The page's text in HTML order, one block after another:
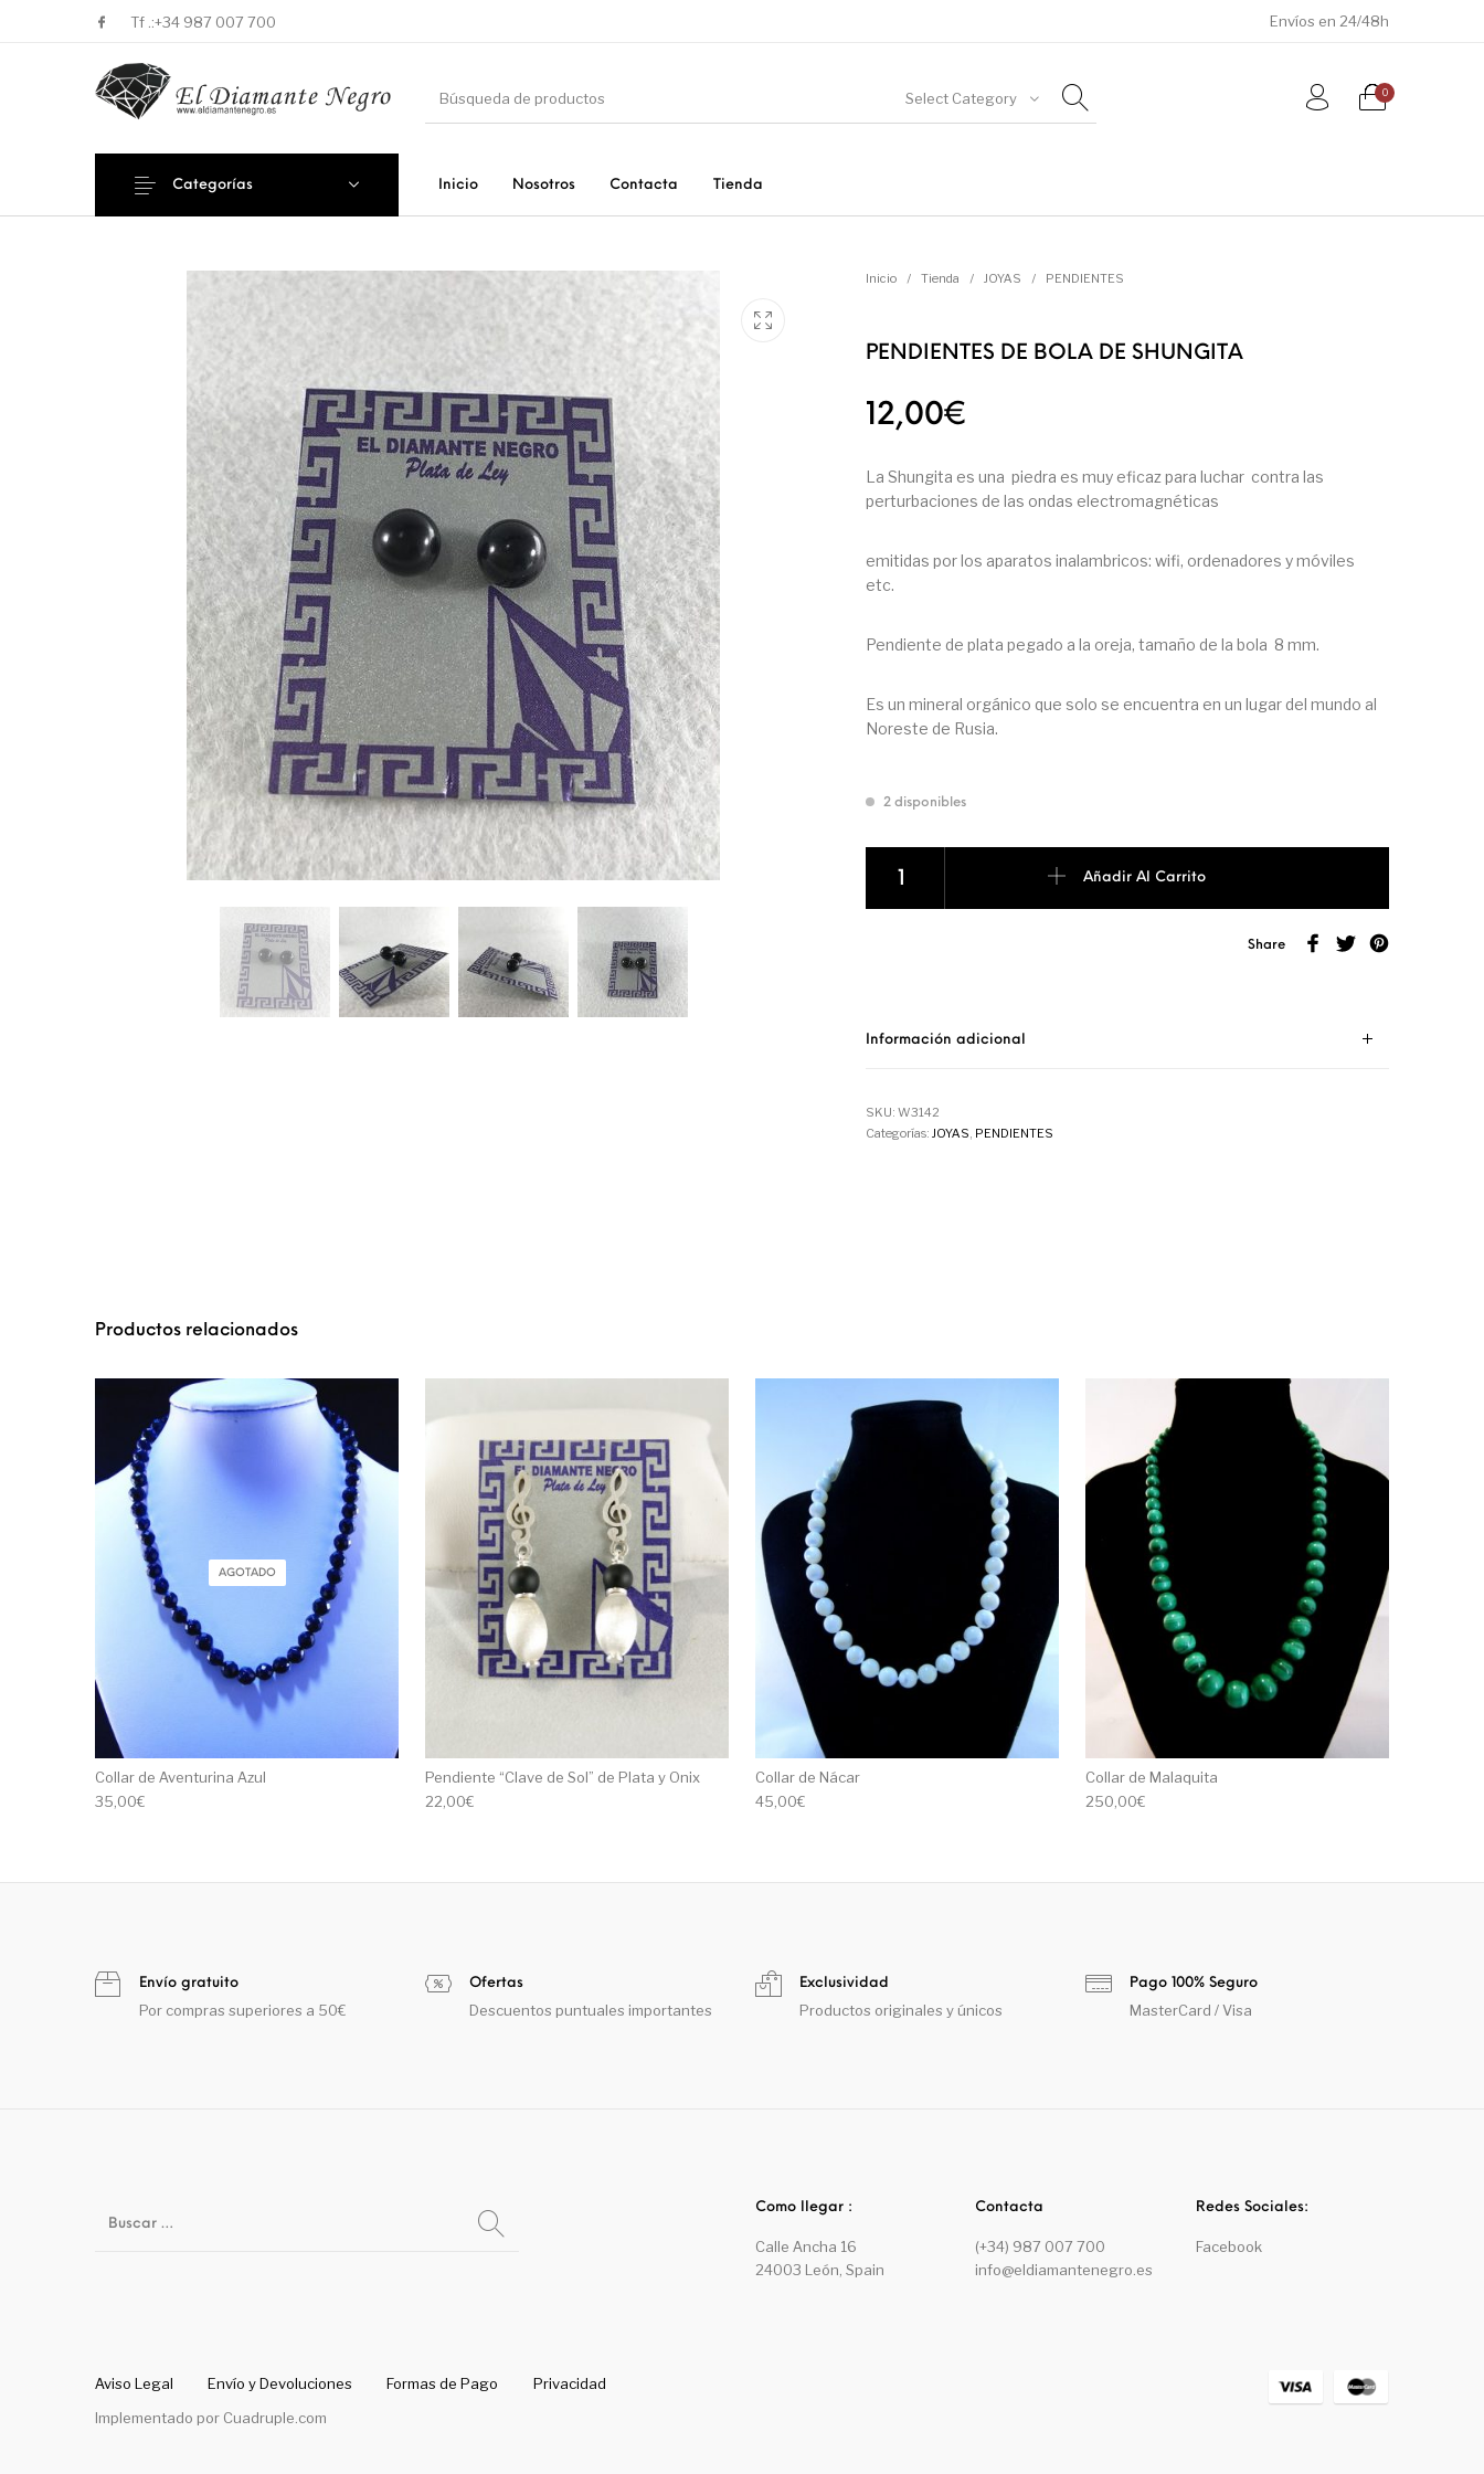
Tf .:+34 987 007 700 Envíos en 24/48h
Select Category 0
Inicio Nosotros Contacta Tienda
Categorías
MINERALES
CONSUMO
Inicio / Tienda / JOYAS / PENDIENTES
PENDIENTES DE BOLA DE SHUNGITA
12,00€
La Shungita es una piedra es muy eficaz para luchar contra las
perturbaciones de las ondas electromagnéticas
emitidas por los aparatos inalambricos: wifi, ordenadores y móviles
etc.
Pendiente de plata pegado a la oreja, tamaño de la bola 8 mm.
Es un mineral orgánico que solo se encuentra en un lugar del mundo al
Noreste de Rusia.
2 disponibles
Añadir Al Carrito
Share
Información adicional
SKU: W3142
Categorías: JOYAS PENDIENTES
Productos relacionados
AGOTADO
Collar de Aventurina Azul
35,00€
Pendiente “Clave de Sol” de Plata y Onix
22,00€
Collar de Nácar
45,00€
Collar de Malaquita
250,00€
Envío gratuito
Por compras superiores a 50€
Ofertas
Descuentos puntuales importantes
Exclusividad
Productos originales y únicos
Pago 100% Seguro
MasterCard / Visa
Como llegar :
Calle Ancha 16
24003 León, Spain
Contacta
(+34) 987 007 700
info@eldiamantenegro.es
Redes Sociales:
Facebook
Aviso Legal Envío y Devoluciones Formas de Pago
Privacidad
Implementado por Cuadruple.com